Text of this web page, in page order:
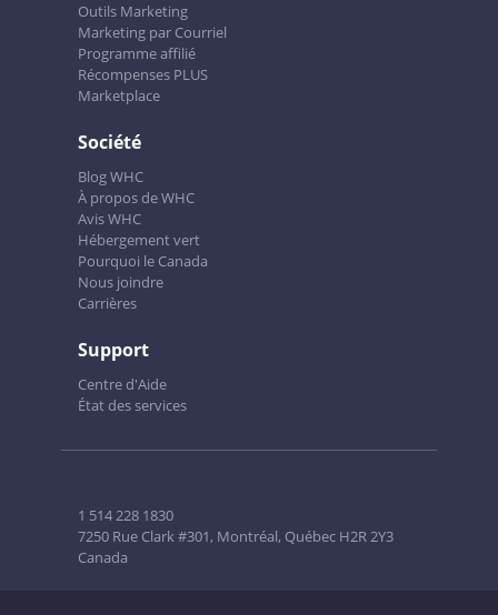
Outils Marketing
Marketing par Courriel
Programme affilié
Récompenses PLUS
Marketplace
Société
Blog WHC
À propos de WHC
Avis WHC
Hébergement vert
Pourquoi le Canada
Nous joindre
Carrières
Support
Centre d'Aide
État des services
1 514 228 1830
7250 Rue Clark #301, Montréal, Québec H2R 2Y3
Canada